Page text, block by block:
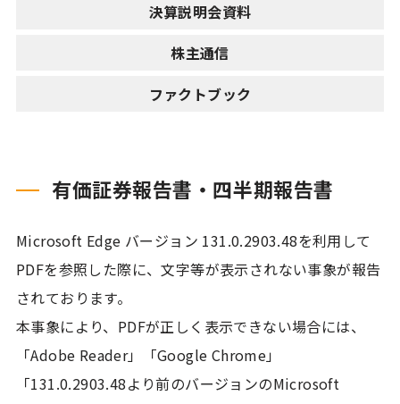
決算説明会資料
株主通信
ファクトブック
有価証券報告書・四半期報告書
Microsoft Edge バージョン 131.0.2903.48を利用して
PDFを参照した際に、文字等が表示されない事象が報告
されております。
本事象により、PDFが正しく表示できない場合には、
「Adobe Reader」「Google Chrome」
「131.0.2903.48より前のバージョンのMicrosoft